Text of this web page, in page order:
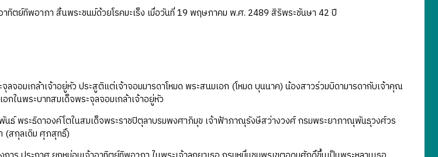
ตย์ทิพอาภา สิ้นพระชนม์ด้วยโรคมะเร็ง เมื่อวันที่ 19 พฤษภาคม พ.ศ. 2489 สิริพระชันษา 42 ปี
ลจอมเกล้าเจ้าอยู่หัว ประสูติแต่เจ้าจอมมารดาโหมด พระสนมเอก (โหมด บุนนาค) น้องสาวร่วมบิดามารดากับเจ้าคุณ
ในพระบาทสมเด็จพระจุลจอมเกล้าเจ้าอยู่หัว
นธ์ พระธิดาองค์โตในสมเด็จพระราชปิตุลาบรมพงศาภิมุข เจ้าฟ้าภาณุรังษีสว่างวงศ์ กรมพระยาภาณุพันธุวงศ์วร
(สกุลเดิม ศุภสุทธิ์)